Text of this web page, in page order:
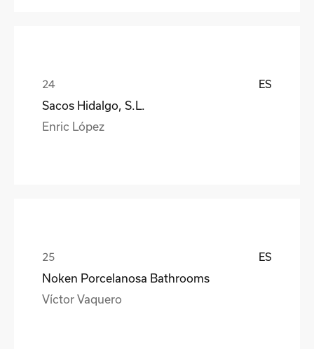
ES
Sacos Hidalgo, S.L.
Enric López
ES
Noken Porcelanosa Bathrooms
Víctor Vaquero